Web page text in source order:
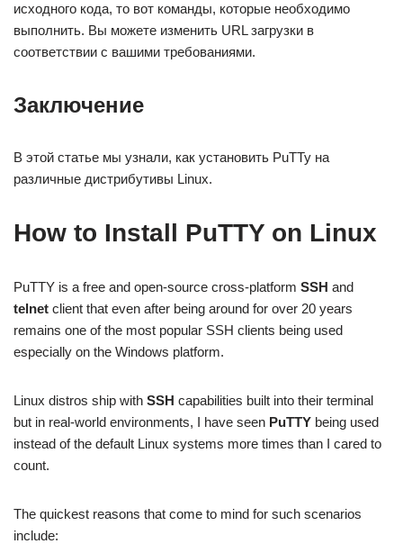
исходного кода, то вот команды, которые необходимо
выполнить. Вы можете изменить URL загрузки в
соответствии с вашими требованиями.
Заключение
В этой статье мы узнали, как установить PuTTy на
различные дистрибутивы Linux.
How to Install PuTTY on Linux
PuTTY is a free and open-source cross-platform SSH and
telnet client that even after being around for over 20 years
remains one of the most popular SSH clients being used
especially on the Windows platform.
Linux distros ship with SSH capabilities built into their terminal
but in real-world environments, I have seen PuTTY being used
instead of the default Linux systems more times than I cared to
count.
The quickest reasons that come to mind for such scenarios
include: